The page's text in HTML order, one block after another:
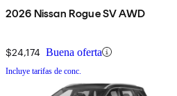
2026 Nissan Rogue SV AWD
$24,174 Buena oferta
Incluye tarifas de conc.